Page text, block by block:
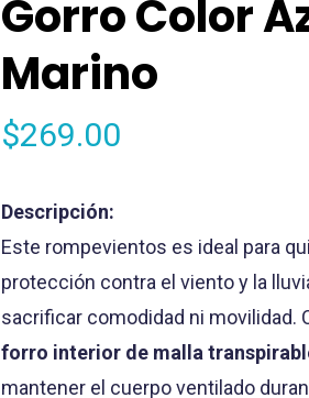
Gorro Color
Marino
$269.00
Descripción:
Este rompevientos es ideal para
protección contra el viento y la
sacrificar comodidad ni movilidad.
forro interior de malla
mantener el cuerpo ventilado